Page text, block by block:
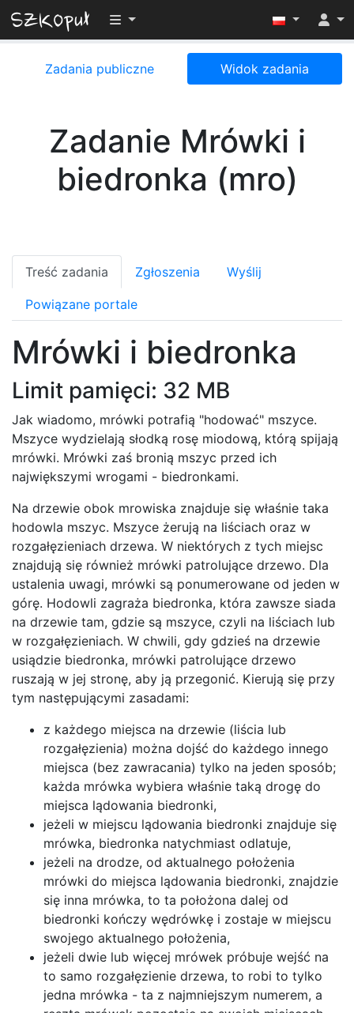
Przełącz widoczność menu
Zadania publiczne Widok zadania
Zadanie Mrówki i
biedronka (mro)
Treść zadania Zgłoszenia Wyślij
Powiązane portale
Mrówki i biedronka
Limit pamięci: 32 MB
Jak wiadomo, mrówki potrafią "hodować" mszyce.
Mszyce wydzielają słodką rosę miodową, którą spijają
mrówki. Mrówki zaś bronią mszyc przed ich
największymi wrogami - biedronkami.
Na drzewie obok mrowiska znajduje się właśnie taka
hodowla mszyc. Mszyce żerują na liściach oraz w
rozgałęzieniach drzewa. W niektórych z tych miejsc
znajdują się również mrówki patrolujące drzewo. Dla
ustalenia uwagi, mrówki są ponumerowane od jeden w
górę. Hodowli zagraża biedronka, która zawsze siada
na drzewie tam, gdzie są mszyce, czyli na liściach lub
w rozgałęzieniach. W chwili, gdy gdzieś na drzewie
usiądzie biedronka, mrówki patrolujące drzewo
ruszają w jej stronę, aby ją przegonić. Kierują się przy
tym następującymi zasadami:
z każdego miejsca na drzewie (liścia lub
rozgałęzienia) można dojść do każdego innego
miejsca (bez zawracania) tylko na jeden sposób;
każda mrówka wybiera właśnie taką drogę do
miejsca lądowania biedronki,
jeżeli w miejscu lądowania biedronki znajduje się
mrówka, biedronka natychmiast odlatuje,
jeżeli na drodze, od aktualnego położenia
mrówki do miejsca lądowania biedronki, znajdzie
się inna mrówka, to ta położona dalej od
biedronki kończy wędrówkę i zostaje w miejscu
swojego aktualnego położenia,
jeżeli dwie lub więcej mrówek próbuje wejść na
to samo rozgałęzienie drzewa, to robi to tylko
jedna mrówka - ta z najmniejszym numerem, a